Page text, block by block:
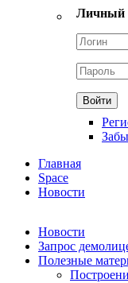
Личный
Главная
Space
Новости
Новости
Запрос
Полезные